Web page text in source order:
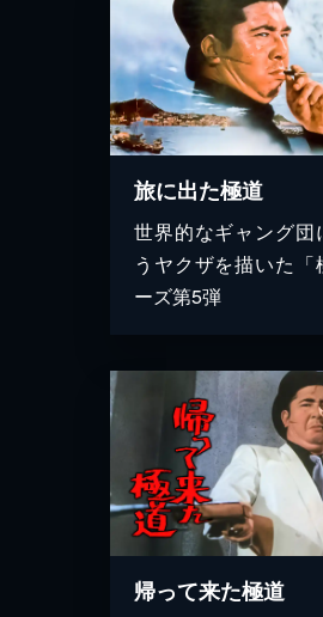
旅に出た極道
世界的なギャング団
うヤクザを描いた「
ーズ第5弾
帰って来た極道